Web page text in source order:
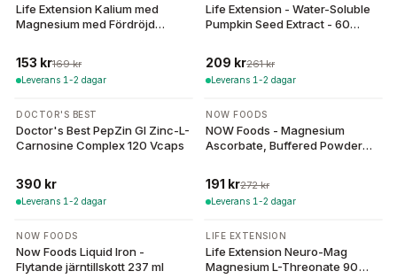
Life Extension Kalium med
Magnesium med Fördröjd
153 kr169 kr
Leverans 1-2 dagar
Life Extension - Water-Soluble
Pumpkin Seed Extract - 60
209 kr261 kr
Leverans 1-2 dagar
DOCTOR'S BEST
Doctor's Best PepZin GI Zinc-L-
Carnosine Complex 120 Vcaps
390 kr
Leverans 1-2 dagar
-30%
NOW FOODS
NOW Foods - Magnesium
Ascorbate, Buffered Powder
191 kr272 kr
Leverans 1-2 dagar
NOW FOODS
Now Foods Liquid Iron -
Flytande järntillskott 237 ml
LIFE EXTENSION
Life Extension Neuro-Mag
Magnesium L-Threonate 90